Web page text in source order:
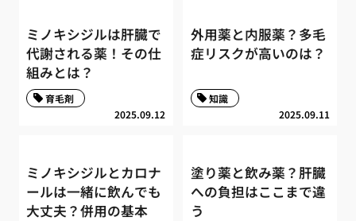
ミノキシジルは肝臓で
代謝される薬！その仕
組みとは？
2025.09.12
育毛剤
外用薬と内服薬？多毛
症リスクが高いのは？
2025.09.11
知識
ミノキシジルとカロナ
ールは一緒に飲んでも
大丈夫？併用の基本
塗り薬と飲み薬？肝臓
への負担はここまで違
う